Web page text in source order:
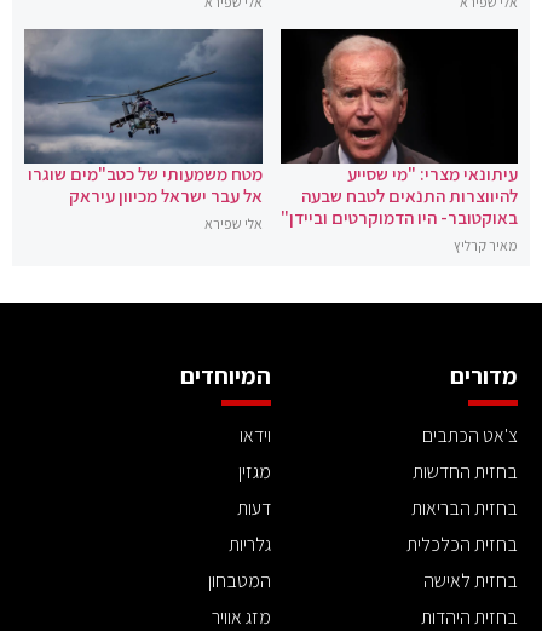
עיתונאי מצרי: "מי שסייע
להיווצרות התנאים לטבח שבעה
באוקטובר- היו הדמוקרטים וביידן"
מאיר קרליץ
מטח משמעותי של כטב"מים שוגרו
אל עבר ישראל מכיוון עיראק
אלי שפירא
מדורים
צ'אט הכתבים
בחזית החדשות
בחזית הבריאות
בחזית הכלכלית
בחזית לאישה
בחזית היהדות
המיוחדים
וידאו
מגזין
דעות
גלריות
המטבחון
מזג אוויר